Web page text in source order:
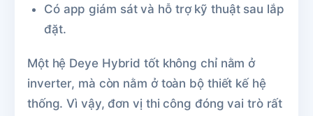
Có app giám sát và hỗ trợ kỹ thuật sau lắp
đặt.
Một hệ Deye Hybrid tốt không chỉ nằm ở
inverter, mà còn nằm ở toàn bộ thiết kế hệ
thống. Vì vậy, đơn vị thi công đóng vai trò rất